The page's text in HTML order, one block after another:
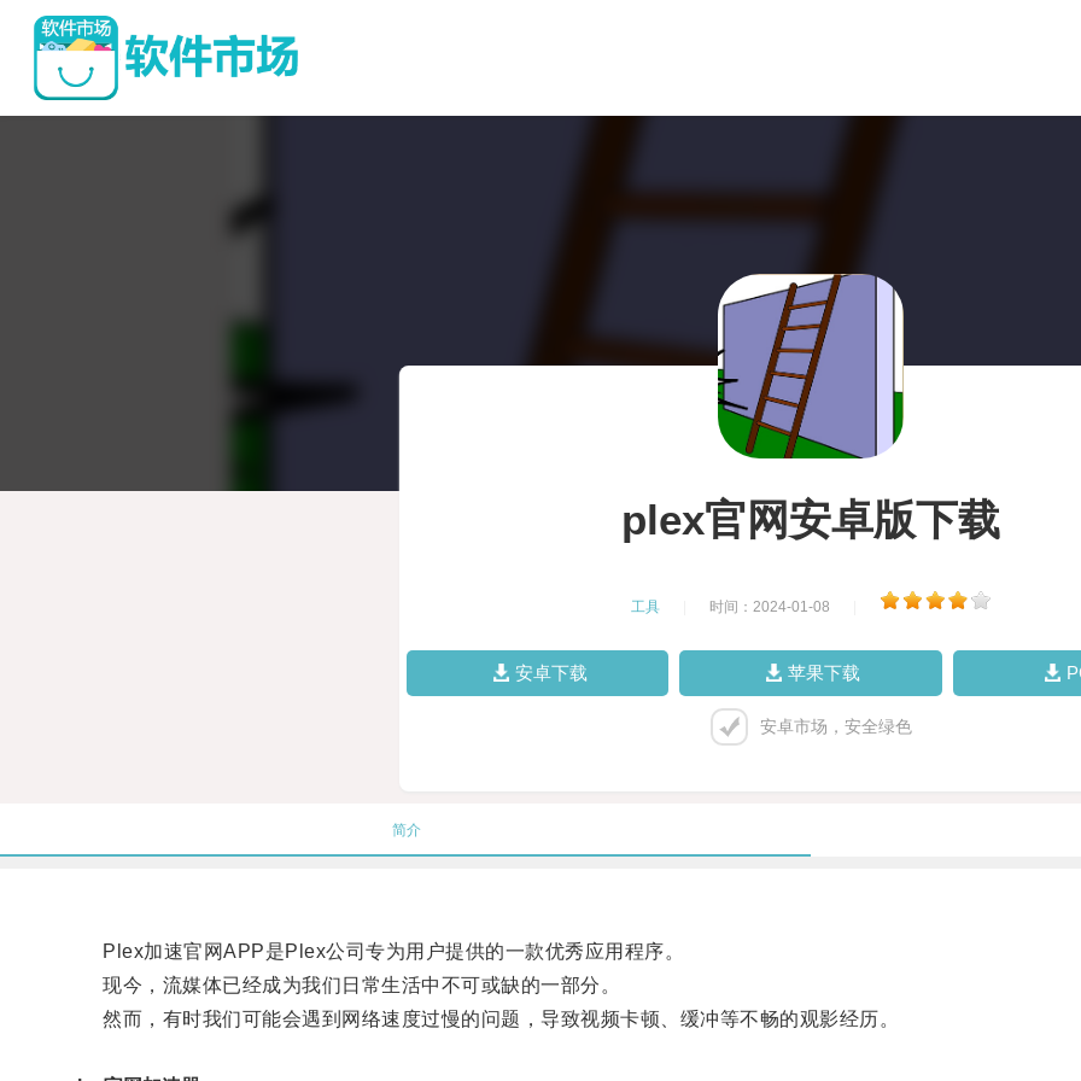
plex官网安卓版下载
工具 时间：2024-01-08
安卓下载 苹果下载
安卓市场，安全绿色
简介
Plex加速官网APP是Plex公司专为用户提供的一款优秀应用程序。
现今，流媒体已经成为我们日常生活中不可或缺的一部分。
然而，有时我们可能会遇到网络速度过慢的问题，导致视频卡顿、缓冲等不畅的观影经历。